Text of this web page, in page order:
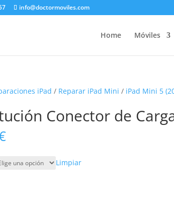
info@doctormoviles.com
Home Móviles
iPad / Reparar iPad Mini / iPad Mini 5
Conector de
Limpiar